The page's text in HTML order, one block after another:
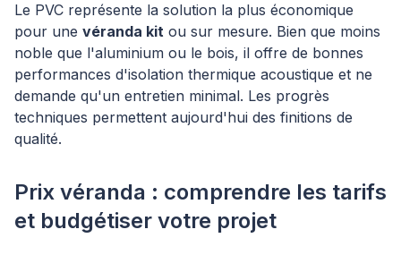
Le PVC représente la solution la plus économique
pour une véranda kit ou sur mesure. Bien que moins
noble que l'aluminium ou le bois, il offre de bonnes
performances d'isolation thermique acoustique et ne
demande qu'un entretien minimal. Les progrès
techniques permettent aujourd'hui des finitions de
qualité.
Prix véranda : comprendre les tarifs
et budgétiser votre projet